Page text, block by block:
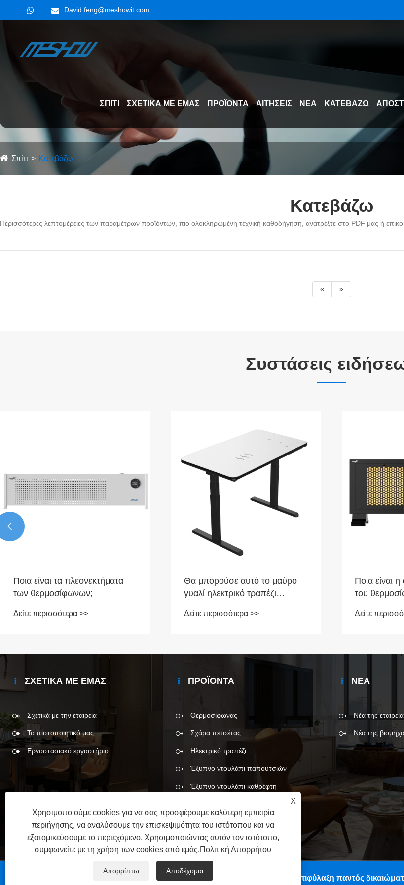
David.feng@meshowit.com
ΣΠΊΤΙ ΣΧΕΤΙΚΆ ΜΕ ΕΜΆΣ ΠΡΟΪΌΝΤΑ ΑΙΤΉΣΕΙΣ ΝΈΑ ΚΑΤΕΒΆΖΩ
Σπίτι Κατεβάζω
Κατεβάζω
Περισσότερες λεπτομέρειες των παραμέτρων προϊόντων, πιο ολοκληρωμένη τεχνική καθοδήγηση, ανατρέξτε στο PDF μας ή
« »
Συστάσεις
Ποια είναι τα πλεονεκτήματα
των θερμοσίφωνων;
Δείτε περισσότερα >>
Θα μπορούσε αυτό το μαύρο
γυαλί ηλεκτρικό τραπέζι
αναβάθμιση που χρειάζεται το
Δείτε περισσότερα >>
Ποια είναι
του
Δείτε

ΣΧΕΤΙΚΆ ΜΕ ΕΜΆΣ
Σχετικά με την εταιρεία
Το πιστοποιητικό μας
Εργοστασιακό εργαστήριο
ΠΡΟΪΌΝΤΑ
Θερμοσίφωνας
Σχάρα πετσέτας
Ηλεκτρικό τραπέζι
Έξυπνο ντουλάπι παπουτσιών
Έξυπνο ντουλάπι καθρέφτη
ΝΈΑ
Νέα της
Νέα της
Copyright © 2025 Meshow Information Technology (Changzhou) Co., Ltd. Με επιφύλαξη παντός
X
Χρησιμοποιούμε cookies για να σας προσφέρουμε καλύτερη εμπειρία
περιήγησης, να αναλύσουμε την επισκεψιμότητα του ιστότοπου και να
εξατομικεύσουμε το περιεχόμενο. Χρησιμοποιώντας αυτόν τον ιστότοπο,
συμφωνείτε με τη χρήση των cookies από εμάς.Πολιτική Απορρήτου
Απορρίπτω Αποδέχομαι